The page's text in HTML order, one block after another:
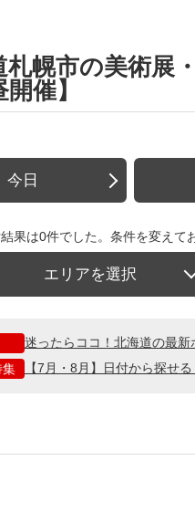
札幌市の美術展
開催】
今日
果は0件でした。条件を変えて
エリアを選択
迷ったらココ！北海道の最
集
【7月・8月】日付から探せ